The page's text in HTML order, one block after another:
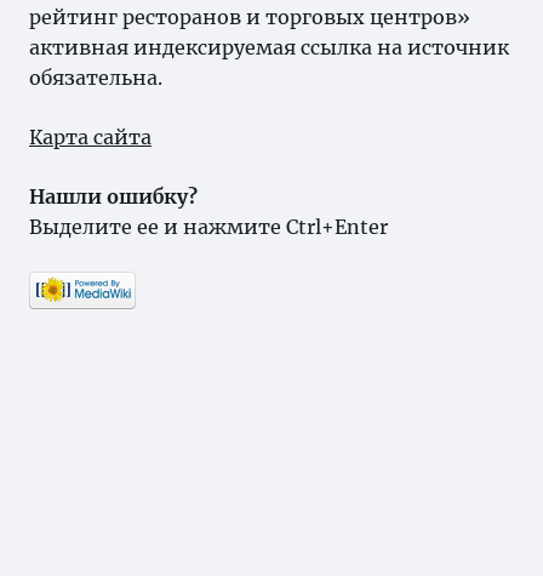
рейтинг ресторанов и торговых центров»
активная индексируемая ссылка на источник
обязательна.
Карта сайта
Нашли ошибку?
Выделите ее и нажмите Ctrl+Enter